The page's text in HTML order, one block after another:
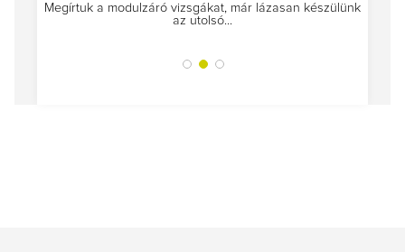
Megírtuk a modulzáró vizsgákat, már lázasan készülünk
az utolsó...